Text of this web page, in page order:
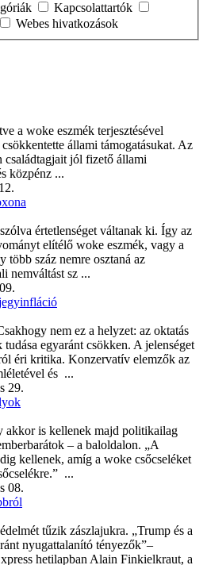
Kapcsolattartók
Webes hivatkozások
a woke eszmék terjesztésével
állami támogatásukat. Az
családtagjait jól fizető állami
közpénz ...
értetlenséget váltanak ki. Így az
elítélő woke eszmék, vagy a
több száz nemre osztaná az
nemváltást sz ...
nem ez a helyzet: az oktatás
egyaránt csökken. A jelenséget
éri kritika. Konzervatív elemzők az
és ...
29.
akkor is kellenek majd politikailag
– a baloldalon. „A
kellenek, amíg a woke csőcseléket
...
08.
tűzik zászlajukra. „Trump és a
nyugattalanító tényezők”–
hetilapban Alain Finkielkraut, a